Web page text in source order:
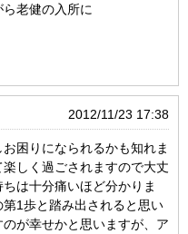
老健の入所に
2012/11/23 17:38
困りになられるかも知れま
しく過ごされますので大丈
は十分痛いほど分かりま
1歩と踏み出されると思い
が幸せかと思いますが、ア